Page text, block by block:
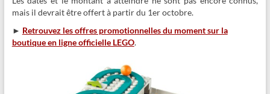
mais il devrait être offert à partir du 1er octobre.
► Retrouvez les offres promotionnelles du moment sur la
boutique en ligne officielle LEGO.